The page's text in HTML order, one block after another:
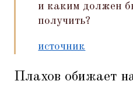
и каким должен
получить?
источник
Плахов обижает